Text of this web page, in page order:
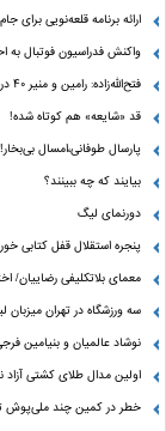
ارائه برنامه‌ قلعه‌نویی
واکنش فدراسیون فوتبال به
فتح‌الله‌زاده: رامین و منیر 40 درصد استقلال بودند!
قد «شایعه» هم کوتاه شده!
پارسال طوفانی،امسال بی‌بخار!
بیایند که چه ببینند؟
دورنمای لیگ
پنجره‌ استقلال قفل کتابی
معمای بلاتکلیفی رضاییان/
سه ورزشگاه در تهران میزبان
نوشاد عالمیان و بنیامین
اولین مدال طلای کشتی
خطر در کمین چند ملی‌پوش